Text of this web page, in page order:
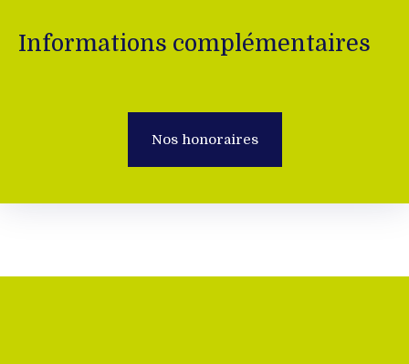
Informations complémentaires
Nos honoraires